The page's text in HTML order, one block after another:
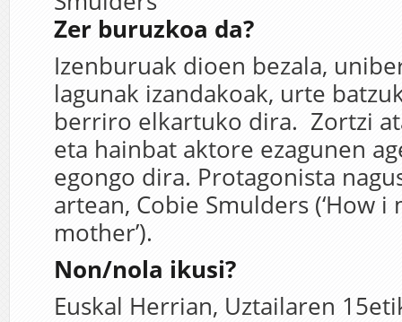
Zer buruzkoa da?
Izenburuak dioen bezala,
lagunak izandakoak, urte
berriro elkartuko dira. Zortzi
eta hainbat aktore ezagunen
egongo dira. Protagonista
artean, Cobie Smulders (‘How i
mother’).
Non/nola ikusi?
Euskal Herrian, Uztailaren